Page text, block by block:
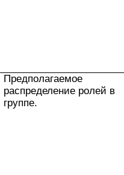
Предполагаемое
распределение ролей в
группе.